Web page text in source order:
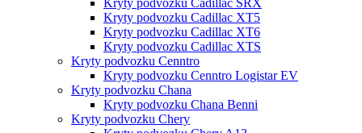
Kryty podvozku Cadillac SRX
Kryty podvozku Cadillac XT5
Kryty podvozku Cadillac XT6
Kryty podvozku Cadillac XTS
Kryty podvozku Cenntro
Kryty podvozku Cenntro Logistar EV
Kryty podvozku Chana
Kryty podvozku Chana Benni
Kryty podvozku Chery